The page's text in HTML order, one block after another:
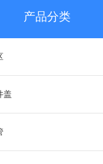
产品分类
盖